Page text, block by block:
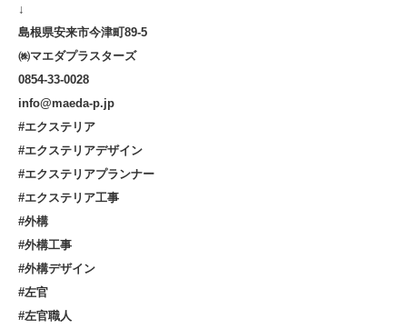
↓
島根県安来市今津町89-5
㈱マエダプラスターズ
0854-33-0028
info@maeda-p.jp
#エクステリア
#エクステリアデザイン
#エクステリアプランナー
#エクステリア工事
#外構
#外構工事
#外構デザイン
#左官
#左官職人